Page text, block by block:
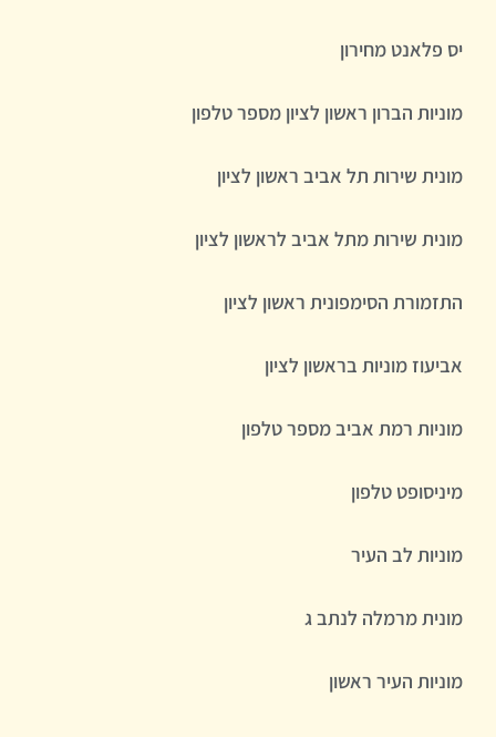
יס פלאנט מחירון
מוניות הברון ראשון לציון מספר טלפון
מונית שירות תל אביב ראשון לציון
מונית שירות מתל אביב לראשון לציון
התזמורת הסימפונית ראשון לציון
אביעוז מוניות בראשון לציון
מוניות רמת אביב מספר טלפון
מיניסופט טלפון
מוניות לב העיר
מונית מרמלה לנתב ג
מוניות העיר ראשון